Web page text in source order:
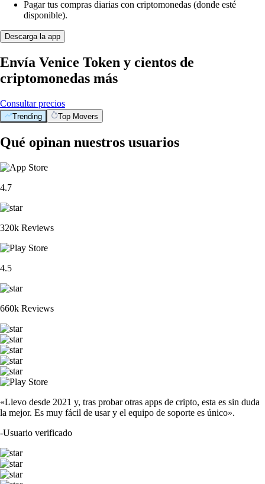
Pagar tus compras diarias con criptomonedas (donde esté
disponible).
Descarga la app
Envía Venice Token y cientos de
criptomonedas más
Consultar precios
Trending Top Movers
Qué opinan nuestros usuarios
4.7
320k Reviews
4.5
660k Reviews
«Llevo desde 2021 y, tras probar otras apps de cripto, esta es sin duda
la mejor. Es muy fácil de usar y el equipo de soporte es único».
-Usuario verificado